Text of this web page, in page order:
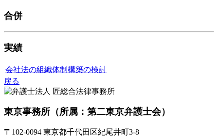
合併
実績
会社法の組織体制構築の検討
戻る
東京事務所 （所属：第二東京弁護士会）
〒102-0094 東京都千代田区紀尾井町3-8